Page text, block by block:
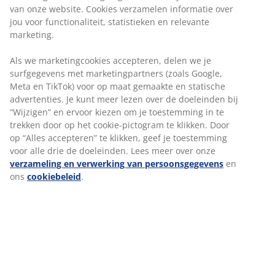
lach
Je zorgt ervoor dat de winkel er altijd tiptop uitziet
Je werft nieuwe collega’s aan en staat in voor hun
onboarding en de introductie in het team
Benieuwd naarmeer? Maak kennis met een van onze
winkelmanagers.
DE IDEALE STORE MANAGER BIJ JYSK?
Is een geboren motivator met ervaring in het managen
en ontwikkelen van een team
Is communicatief sterk en vindt de juiste woorden om
een team te inspireren
Kan enthousiast verkopen en wordt een echte JYSK-
ambassadeur
Voelt zich verantwoordelijk voor de klantenservice en de
van onze website. Cookies verzamelen informatie over
jou voor functionaliteit, statistieken en relevante
marketing.
Als we marketingcookies accepteren, delen we je
surfgegevens met marketingpartners (zoals Google,
Meta en TikTok) voor op maat gemaakte en statische
advertenties. Je kunt meer lezen over de doeleinden bij
“Wijzigen” en ervoor kiezen om je toestemming in te
trekken door op het cookie-pictogram te klikken. Door
op “Alles accepteren” te klikken, geef je toestemming
voor alle drie de doeleinden. Lees meer over onze
verzameling en verwerking van persoonsgegevens en
ons cookiebeleid.